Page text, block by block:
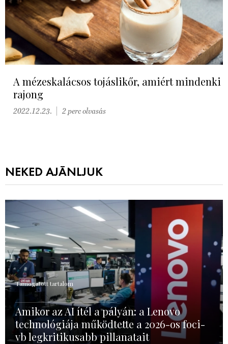
A mézeskalácsos tojáslikőr, amiért mindenki
rajong
2022.12.23. 2 perc olvasás
NEKED AJÁNLJUK
Támogatott tartalom
Amikor az AI ítél a pályán: a Lenovo
technológiája működtette a 2026-os foci-
vb legkritikusabb pillanatait